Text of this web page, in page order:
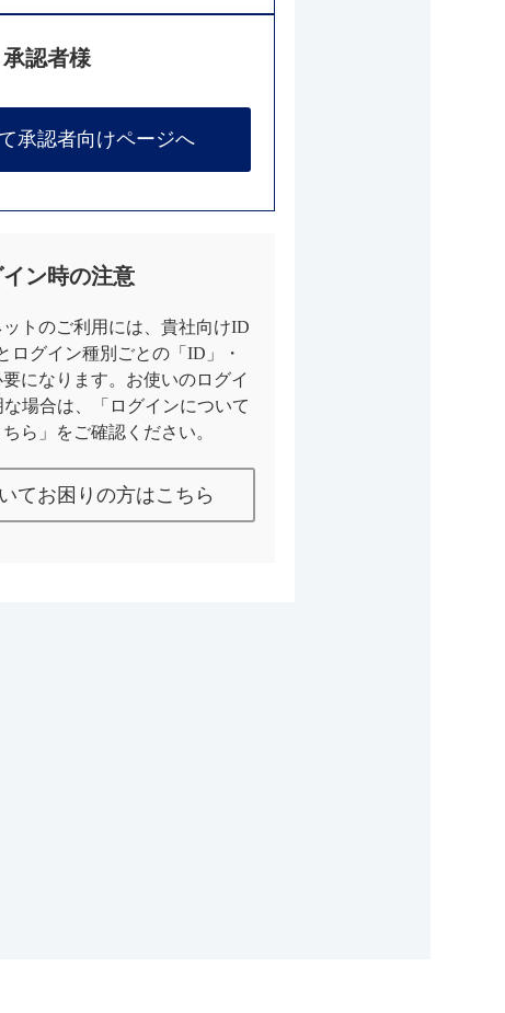
承認者様
承認者向けページへ
イン時の注意
トのご利用には、貴社向けID
ログイン種別ごとの「ID」・
要になります。お使いのログイ
場合は、「ログインについて
ら」をご確認ください。
てお困りの方はこちら